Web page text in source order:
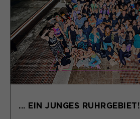
... EIN JUNGES RUHRGEBIET!